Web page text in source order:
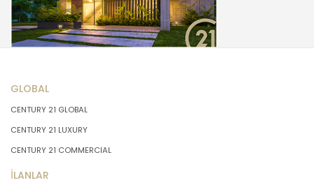
GLOBAL
CENTURY 21 GLOBAL
CENTURY 21 LUXURY
CENTURY 21 COMMERCIAL
İLANLAR